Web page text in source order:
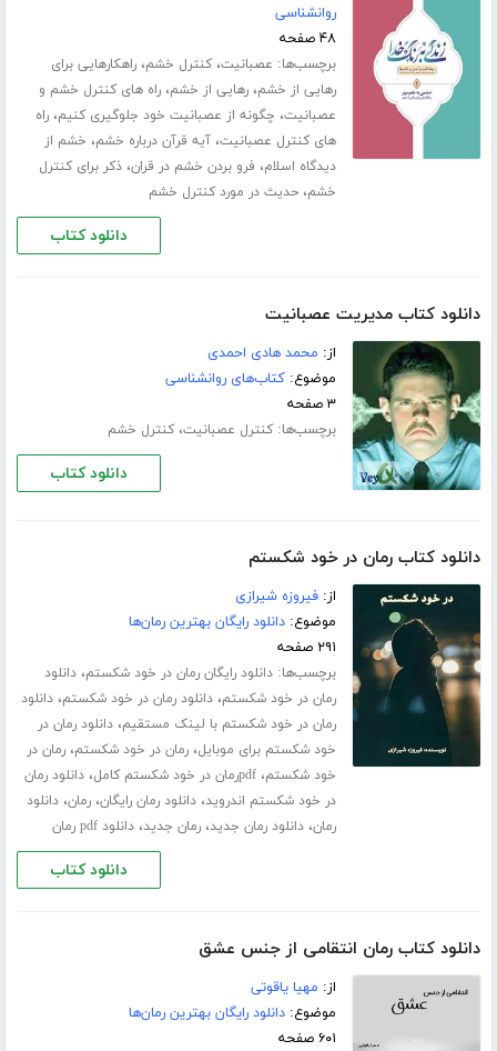
روانشناسی
۴۸ صفحه
برچسب‌ها: عصبانیت،کنترل خشم،راهکارهایی برای
رهایی از خشم،رهایی از خشم،راه های کنترل خشم و
عصبانیت، چگونه از عصبانیت خود جلوگیری کنیم،راه
های کنترل عصبانیت،آیه قرآن درباره خشم، خشم از
دیدگاه اسلام، فرو بردن خشم در قران،ذکر برای کنترل
خشم،حدیث در مورد کنترل خشم
دانلود کتاب
دانلود کتاب مدیریت عصبانیت
از: محمد هادی احمدی
موضوع:کتاب‌های روانشناسی
۳ صفحه
برچسب‌ها:کنترل عصبانیت،کنترل خشم
دانلود کتاب
دانلود کتاب رمان در خود شکستم
از:فیروزه شیرازی
موضوع:دانلود رایگان بهترین رمان‌ها
۲۹۱ صفحه
برچسب‌ها:دانلود رایگان رمان در خود شکستم،دانلود
رمان در خود شکستم،دانلود رمان در خود شکستم،دانلود
رمان در خود شکستم با لینک مستقیم،دانلود رمان در
خود شکستم برای موبایل،رمان در خود شکستم،رمان در
خود شکستم،pdfرمان در خود شکستم کامل ،دانلود رمان
در خود شکستم اندروید،دانلود رمان رایگان،رمان،دانلود
رمان،دانلود رمان جدید،رمان جدید،دانلود pdf رمان
دانلود کتاب
دانلود کتاب رمان انتقامی از جنس عشق
از: مهیا یاقوتی
موضوع:دانلود رایگان بهترین رمان‌ها
۶۰۱ صفحه